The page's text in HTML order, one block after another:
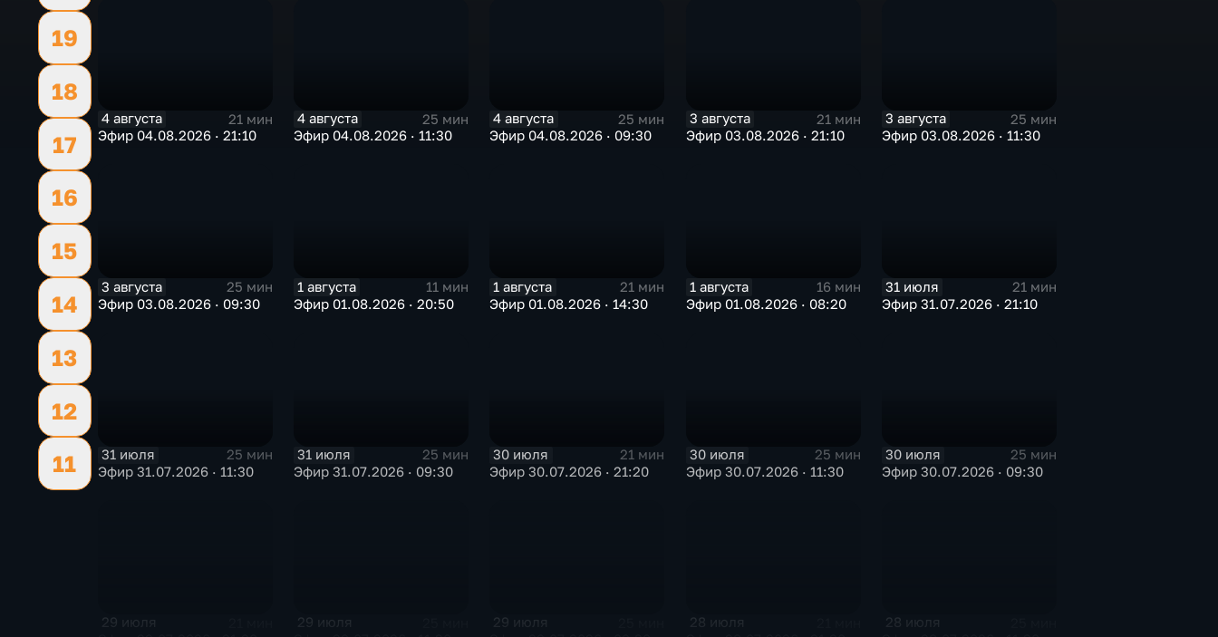
19
18
17
16
15
14
13
12
11
4 августа
21 мин
Эфир 04.08.2026 · 21:10
4 августа
25 мин
Эфир 04.08.2026 · 11:30
4 августа
25 мин
Эфир 04.08.2026 · 09:30
3 августа
21 мин
Эфир 03.08.2026 · 21:10
3 августа
25 мин
Эфир 03.08.2026 · 11:30
3 августа
25 мин
Эфир 03.08.2026 · 09:30
1 августа
11 мин
Эфир 01.08.2026 · 20:50
1 августа
21 мин
Эфир 01.08.2026 · 14:30
1 августа
16 мин
Эфир 01.08.2026 · 08:20
31 июля
21 мин
Эфир 31.07.2026 · 21:10
31 июля
25 мин
Эфир 31.07.2026 · 11:30
31 июля
25 мин
Эфир 31.07.2026 · 09:30
30 июля
21 мин
Эфир 30.07.2026 · 21:20
30 июля
25 мин
Эфир 30.07.2026 · 11:30
30 июля
25 мин
Эфир 30.07.2026 · 09:30
29 июля 29 июля 29 июля 28 июля 28 июля